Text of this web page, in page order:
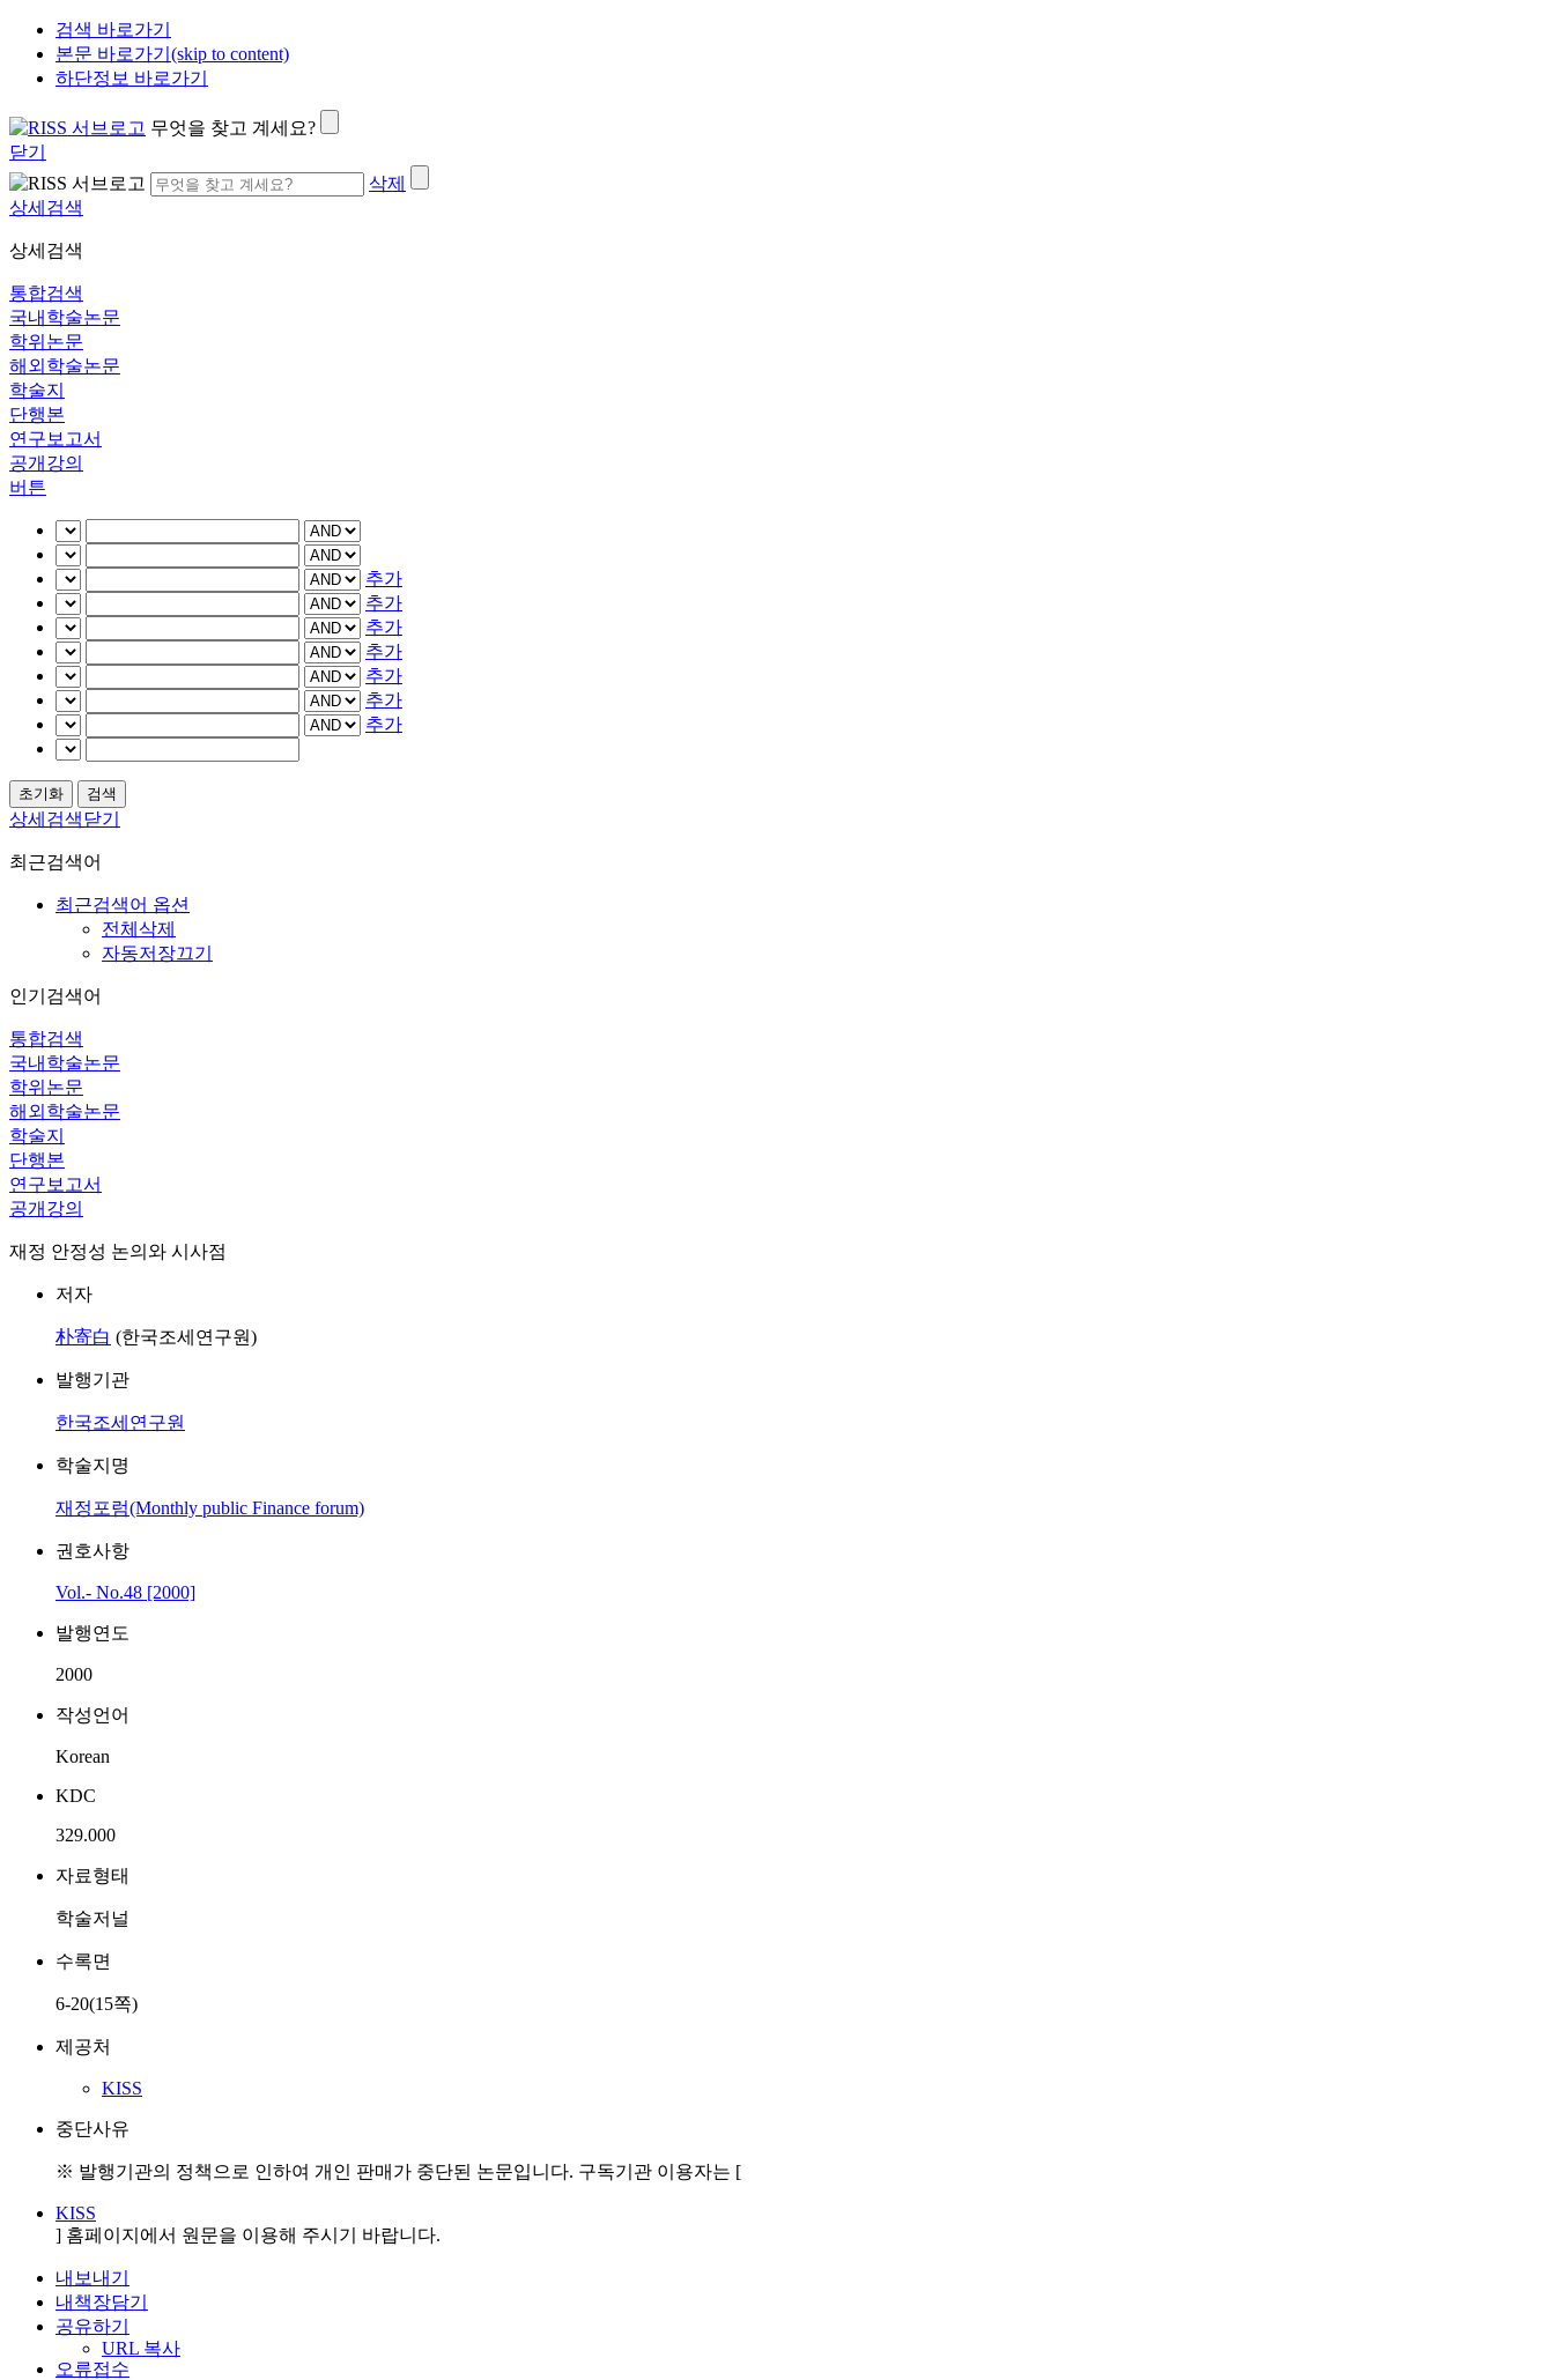
검색 바로가기
본문 바로가기(skip to content)
하단정보 바로가기
무엇을 찾고 계세요?
닫기
삭제
상세검색
상세검색
통합검색
국내학술논문
학위논문
해외학술논문
학술지
단행본
연구보고서
공개강의
버튼
추가
추가
추가
추가
추가
추가
추가
상세검색닫기
최근검색어
최근검색어 옵션
전체삭제
자동저장끄기
인기검색어
통합검색
국내학술논문
학위논문
해외학술논문
학술지
단행본
연구보고서
공개강의
재정 안정성 논의와 시사점
저자
朴寄白 (한국조세연구원)
발행기관
한국조세연구원
학술지명
재정포럼(Monthly public Finance forum)
권호사항
Vol.- No.48 [2000]
발행연도
2000
작성언어
Korean
KDC
329.000
자료형태
학술저널
수록면
6-20(15쪽)
제공처
KISS
중단사유
※ 발행기관의 정책으로 인하여 개인 판매가 중단된 논문입니다. 구독기관 이용자는 [
KISS
] 홈페이지에서 원문을 이용해 주시기 바랍니다.
내보내기
내책장담기
공유하기
URL 복사
오류접수